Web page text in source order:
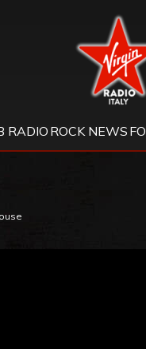
RADIO ROCK NEWS